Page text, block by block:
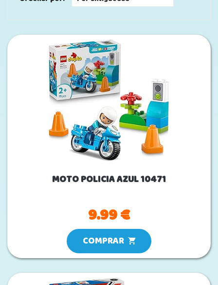
MOTO POLICIA AZUL 10471
9.99 €
COMPRAR